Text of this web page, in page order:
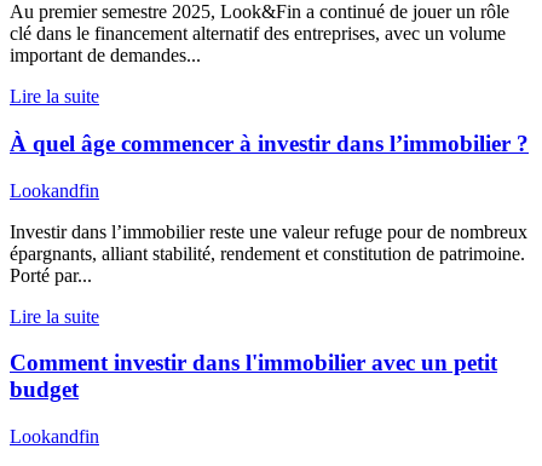
Au premier semestre 2025, Look&Fin a continué de jouer un rôle
clé dans le financement alternatif des entreprises, avec un volume
important de demandes...
Lire la suite
À quel âge commencer à investir dans l’immobilier ?
Lookandfin
Investir dans l’immobilier reste une valeur refuge pour de nombreux
épargnants, alliant stabilité, rendement et constitution de patrimoine.
Porté par...
Lire la suite
Comment investir dans l'immobilier avec un petit
budget
Lookandfin